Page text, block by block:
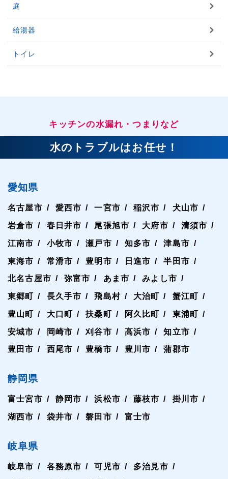
庭
給湯器
トイレ
キッチンの水漏れ・つまりなど
水のトラブルはお任せ！
愛知県
名古屋市 愛西市 一宮市 稲沢市 犬山市
岩倉市 春日井市 尾張旭市 大府市 清須市
江南市 小牧市 瀬戸市 知多市 津島市
東海市 常滑市 豊明市 日進市 半田市
北名古屋市 弥富市 あま市 みよし市
東郷町 長久手市 飛島村 大治町 蟹江町
豊山町 大口町 扶桑町 阿久比町 東浦町
安城市 岡崎市 刈谷市 高浜市 知立市
豊田市 西尾市 豊橋市 豊川市 蒲郡市
静岡県
富士宮市 静岡市 浜松市 藤枝市 掛川市
湖西市 袋井市 磐田市 富士市
岐阜県
岐阜市 各務原市 可児市 多治見市